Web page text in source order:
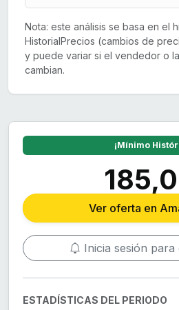
Nota: este análisis se basa en el
HistorialPrecios (cambios de
y puede variar si el vendedor o
cambian.
¡Mínimo
Ver oferta en
Inicia sesión
ESTADÍSTICAS DEL PERIODO